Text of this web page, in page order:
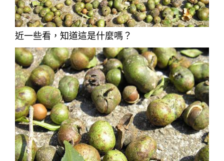
近一些看，知道這是什麼嗎？